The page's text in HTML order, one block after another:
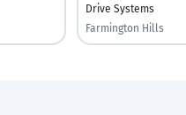
Drive Systems
Farmington Hills